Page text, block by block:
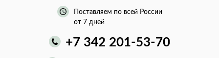
Поставляем по всей России
от 7 дней
+7 342 201-53-70